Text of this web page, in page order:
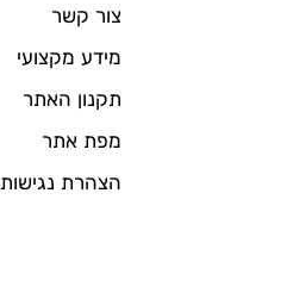
צור קשר
מידע מקצועי
תקנון האתר
מפת אתר
הצהרת נגישות